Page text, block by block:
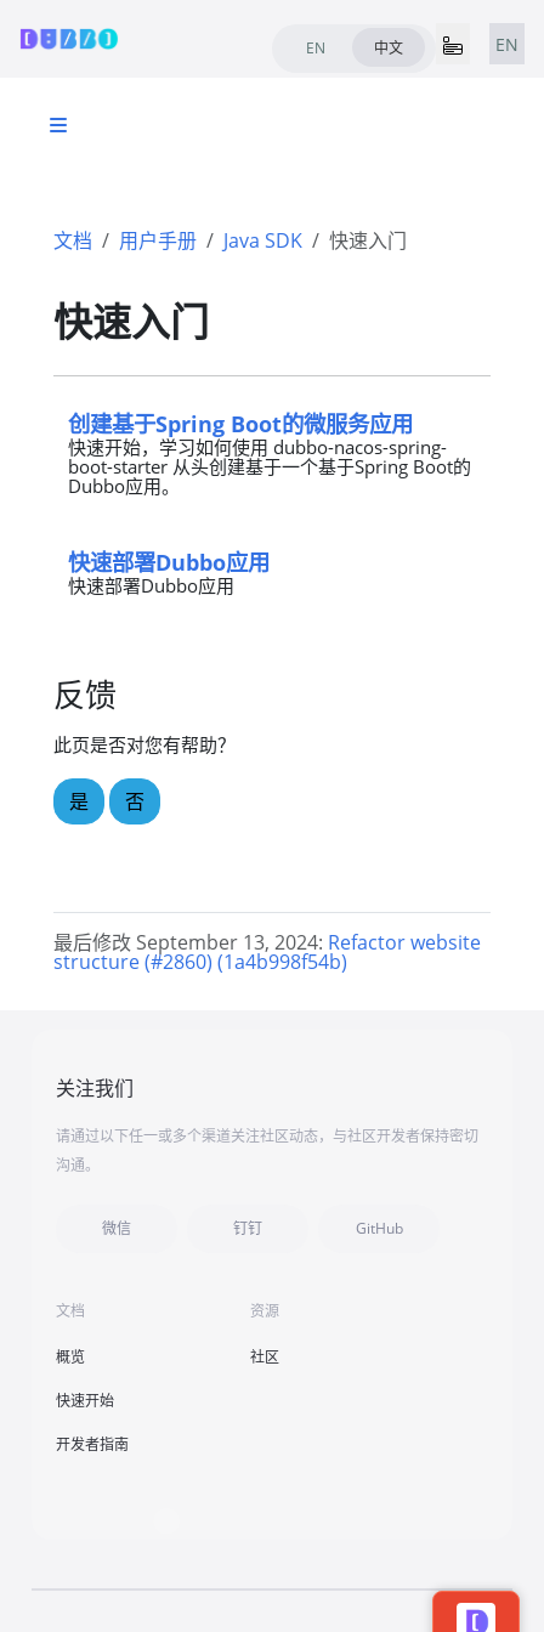
EN 中文 EN
文档 用户手册 Java SDK 快速入门
快速入门
创建基于Spring Boot的微服务应用
快速开始，学习如何使用 dubbo-nacos-spring-
boot-starter 从头创建基于一个基于Spring Boot的
Dubbo应用。
快速部署Dubbo应用
快速部署Dubbo应用
反馈
此页是否对您有帮助？
是 否
最后修改 September 13, 2024: Refactor website
structure (#2860) (1a4b998f54b)
关注我们
请通过以下任一或多个渠道关注社区动态，与社区开发者保持密切
沟通。
微信 钉钉 GitHub
文档
概览
快速开始
开发者指南
资源
社区